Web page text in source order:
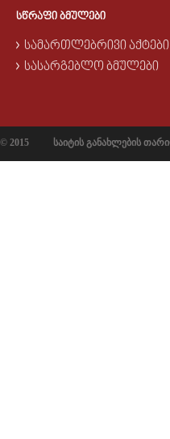
ᲡᲬᲠᲐᲤᲘ ᲑᲛᲣᲚᲔᲑᲘ
ᲡᲐᲛᲐᲠᲗᲚᲔᲑᲠᲘᲕᲘ ᲐᲥᲢᲔᲑᲘ
ᲡᲐᲡᲐᲠᲒᲔᲑᲚᲝ ᲑᲛᲣᲚᲔᲑᲘ
© 2015 საიტის განახლების